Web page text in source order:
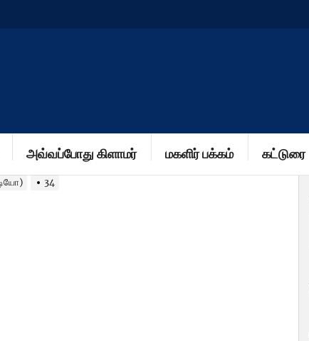
அவ்வப்போது கிளாமர் மகளிர் பக்கம் கட்டுரை
34